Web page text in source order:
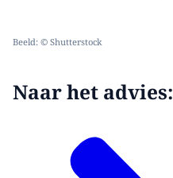
Beeld: © Shutterstock
Naar het advies: